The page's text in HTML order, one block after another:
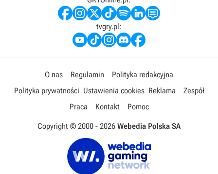
tvgry.pl:
O nas Regulamin
Polityka redakcyjna
Polityka prywatności Ustawienia cookies Reklama
Zespół
Praca
Kontakt Pomoc
Copyright © 2000 - 2026 Webedia Polska SA